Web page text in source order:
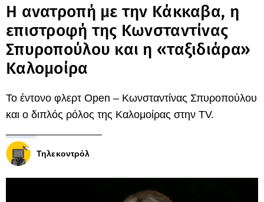
Η ανατροπή με την Κάκκαβα, η
επιστροφή της Κωνσταντίνας
Σπυροπούλου και η «ταξιδιάρα»
Καλομοίρα
Το έντονο φλερτ Open – Κωνσταντίνας Σπυροπούλου
και ο διπλός ρόλος της Καλομοίρας στην TV.
Τηλεκοντρόλ